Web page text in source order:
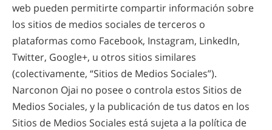
web pueden permitirte compartir información sobre
los sitios de medios sociales de terceros o
plataformas como Facebook, Instagram, LinkedIn,
Twitter, Google+, u otros sitios similares
(colectivamente, “Sitios de Medios Sociales”).
Narconon Ojai no posee o controla estos Sitios de
Medios Sociales, y la publicación de tus datos en los
Sitios de Medios Sociales está sujeta a la política de